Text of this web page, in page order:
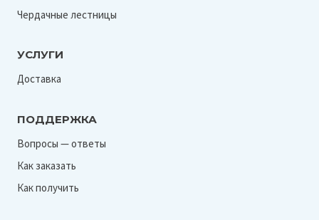
Чердачные лестницы
УСЛУГИ
Доставка
ПОДДЕРЖКА
Вопросы — ответы
Как заказать
Как получить